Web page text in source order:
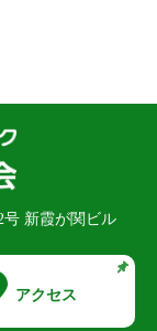
号 新霞が関ビル
アクセス